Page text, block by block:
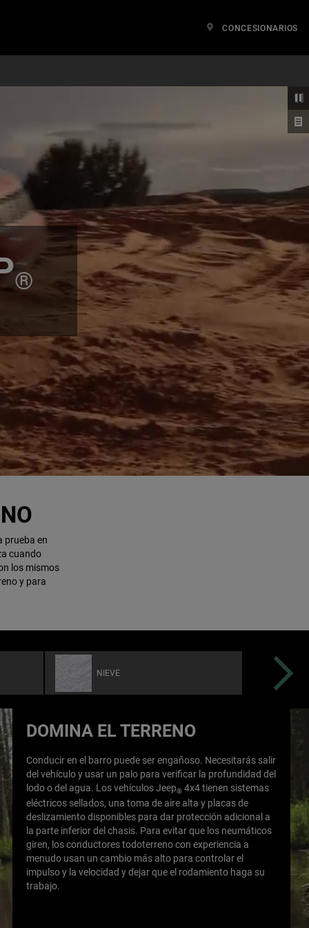
CONCESIONARIOS
®
prueba en
cuando
los mismos
y para
NIEVE
next
DOMINA EL TERRENO
Conducir en el barro puede ser engañoso. Necesitarás salir
del vehículo y usar un palo para verificar la profundidad del
lodo o del agua. Los vehículos Jeep®4x4 tienen sistemas
eléctricos sellados, una toma de aire alta y placas de
deslizamiento disponibles para dar protección adicional a
la parte inferior del chasis. Para evitar que los neumáticos
giren, los conductores todoterreno con experiencia a
menudo usan un cambio más alto para controlar el
impulso y la velocidad y dejar que el rodamiento haga su
trabajo.